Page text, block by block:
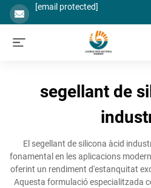
[email protected]
segellant de
El segellant de silicona àcid
fonamental en les aplicacions
oferint un rendiment d'estanquitat
Aquesta formulació especialitzada